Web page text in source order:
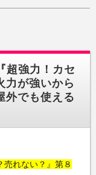
超強力！カセ
力が強いから
外でも使える
売れない？』第８